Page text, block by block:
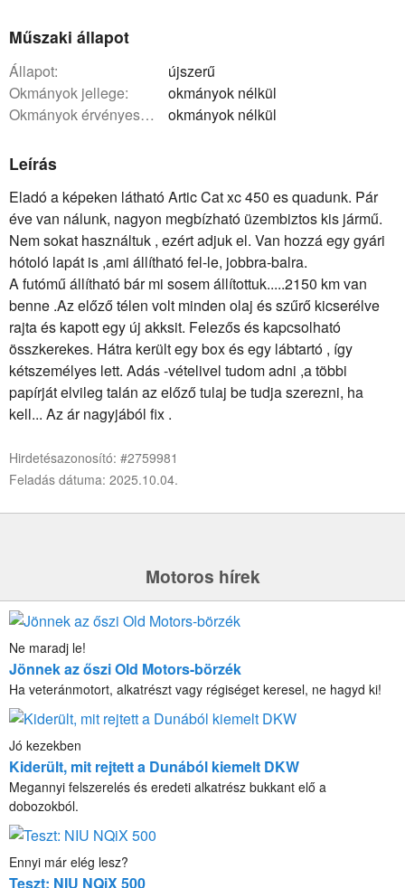
Műszaki állapot
állapot:
újszerű
okmányok jellege:
okmányok nélkül
okmányok érvényessége:
okmányok nélkül
Leírás
Eladó a képeken látható Artic Cat xc 450 es quadunk. Pár
éve van nálunk, nagyon megbízható üzembiztos kis jármű.
Nem sokat használtuk , ezért adjuk el. Van hozzá egy gyári
hótoló lapát is ,ami állítható fel-le, jobbra-balra.
A futómű állítható bár mi sosem állítottuk.....2150 km van
benne .Az előző télen volt minden olaj és szűrő kicserélve
rajta és kapott egy új akksit. Felezős és kapcsolható
összkerekes. Hátra került egy box és egy lábtartó , így
kétszemélyes lett. Adás -vételivel tudom adni ,a többi
papírját elvileg talán az előző tulaj be tudja szerezni, ha
kell... Az ár nagyjából fix .
Hirdetésazonosító: #2759981
Feladás dátuma: 2025.10.04.
Motoros hírek
Ne maradj le!
Jönnek az őszi Old Motors-börzék
Ha veteránmotort, alkatrészt vagy régiséget keresel, ne hagyd ki!
Jó kezekben
Kiderült, mit rejtett a Dunából kiemelt DKW
Megannyi felszerelés és eredeti alkatrész bukkant elő a
dobozokból.
Ennyi már elég lesz?
Teszt: NIU NQiX 500